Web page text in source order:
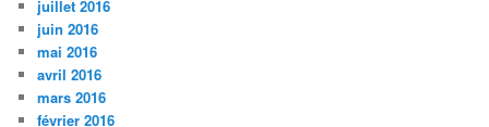
juillet 2016
juin 2016
mai 2016
avril 2016
mars 2016
février 2016